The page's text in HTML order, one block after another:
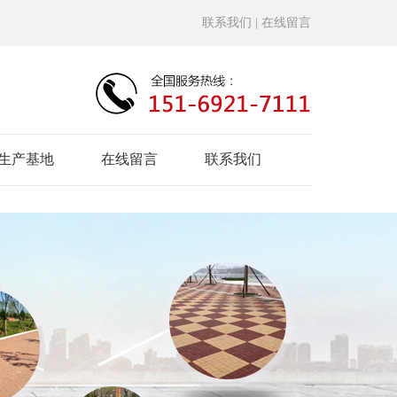
| 在线留言
联系我们
产基地 在线留言 联系我们